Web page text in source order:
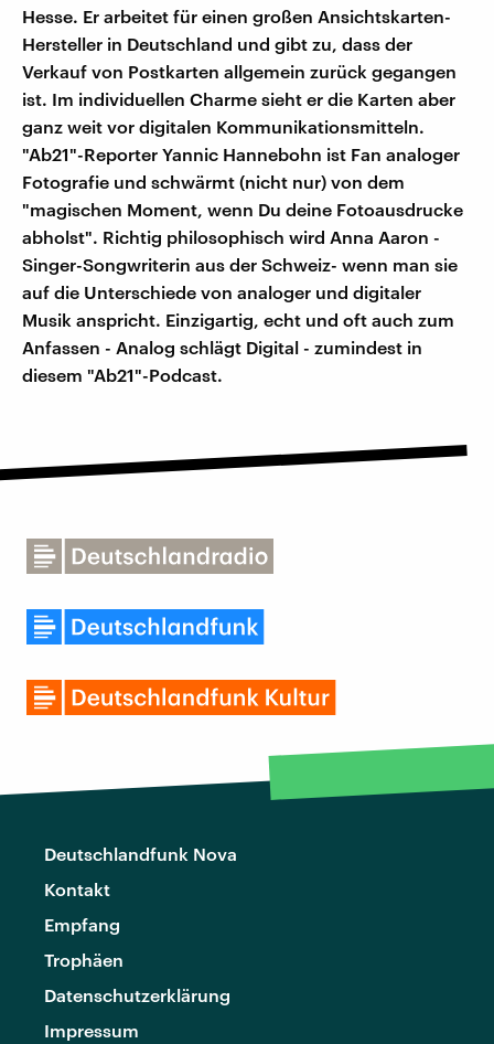
Hesse. Er arbeitet für einen großen Ansichtskarten-
Hersteller in Deutschland und gibt zu, dass der
Verkauf von Postkarten allgemein zurück gegangen
ist. Im individuellen Charme sieht er die Karten aber
ganz weit vor digitalen Kommunikationsmitteln.
"Ab21"-Reporter Yannic Hannebohn ist Fan analoger
Fotografie und schwärmt (nicht nur) von dem
"magischen Moment, wenn Du deine Fotoausdrucke
abholst". Richtig philosophisch wird Anna Aaron -
Singer-Songwriterin aus der Schweiz- wenn man sie
auf die Unterschiede von analoger und digitaler
Musik anspricht. Einzigartig, echt und oft auch zum
Anfassen - Analog schlägt Digital - zumindest in
diesem "Ab21"-Podcast.
Deutschlandfunk Nova
Kontakt
Empfang
Trophäen
Datenschutzerklärung
Impressum